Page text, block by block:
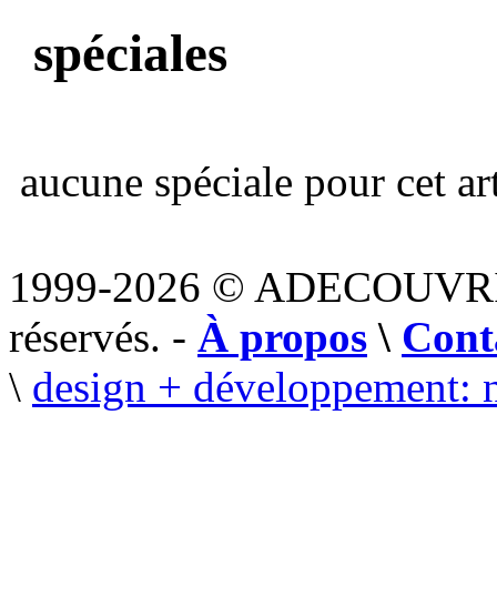
spéciales
aucune spéciale pour cet
1999-2026 ©
réservés. - À propos \
\ design + développement: